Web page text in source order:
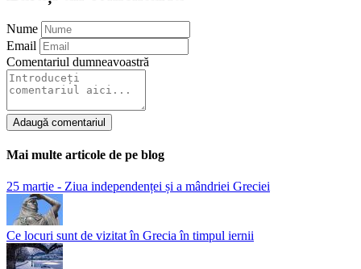
Nume
Email
Comentariul dumneavoastră
Adaugă comentariul
Mai multe articole de pe blog
25 martie - Ziua independenței și a mândriei Greciei
Ce locuri sunt de vizitat în Grecia în timpul iernii